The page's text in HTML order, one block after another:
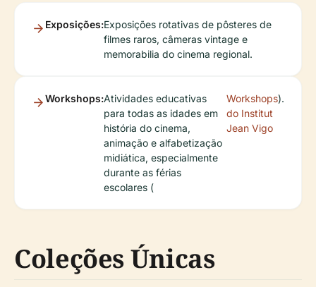
Exposições:Exposições rotativas de pôsteres de
filmes raros, câmeras vintage e
memorabilia do cinema regional.
Workshops:Atividades educativas
para todas as idades em
história do cinema,
animação e alfabetização
midiática, especialmente
durante as férias
escolares (
Workshops
do Institut
Jean Vigo
).
Coleções Únicas